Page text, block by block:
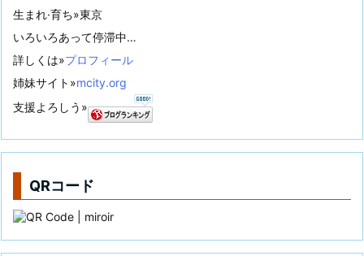
生まれ·育ち»東京
いろいろあって停滞中…
詳しくは»プロフィール
姉妹サイト»mcity.org
支援よろしう»
QRコード